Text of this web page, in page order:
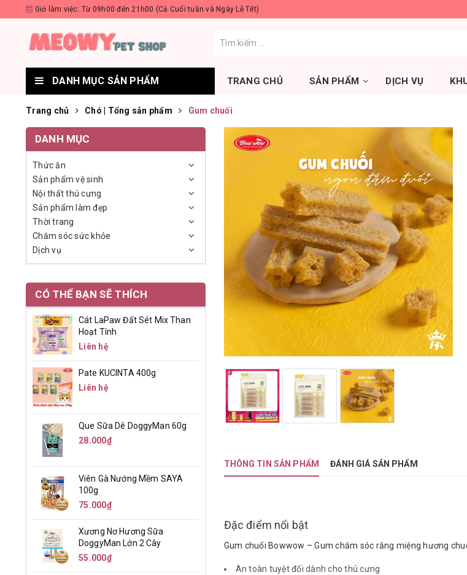
Giờ làm việc: Từ 09h00 đến 21h00 (Cả Cuối tuần và Ngày Lễ Tết)
DANH MỤC SẢN PHẨM TRANG CHỦ SẢN PHẨM DỊCH VỤ
Trang chủ Chó | Tổng sản phẩm Gum chuối
THÔNG TIN SẢN PHẨM ĐÁNH GIÁ SẢN PHẨM
Đặc điểm nổi bật
Gum chuối Bowwow – Gum chăm sóc răng miệng hương
An toàn tuyệt đối dành cho thú cưng
DANH MỤC
Thức ăn
Sản phẩm vệ sinh
Nội thất thú cưng
Sản phẩm làm đẹp
Thời trang
Chăm sóc sức khỏe
Dịch vụ
CÓ THỂ BẠN SẼ THÍCH
Cát LaPaw Đất Sét Mix Than
Hoạt Tính
Liên hệ
Pate KUCINTA 400g
Liên hệ
Que Sữa Dê DoggyMan 60g
28.000₫
Viên Gà Nướng Mềm SAYA
100g
75.000₫
Xương Nơ Hương Sữa
DoggyMan Lớn 2 Cây
55.000₫